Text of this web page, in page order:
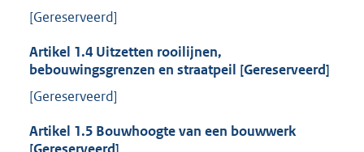
[Gereserveerd]
Artikel 1.4 Uitzetten rooilijnen,
bebouwingsgrenzen en straatpeil [Gereserveerd]
[Gereserveerd]
Artikel 1.5 Bouwhoogte van een bouwwerk